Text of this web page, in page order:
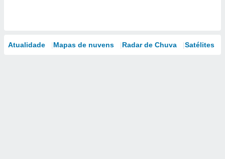
Atualidade Mapas de nuvens Radar de Chuva Satélites